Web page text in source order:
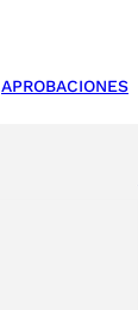
APROBACIONES